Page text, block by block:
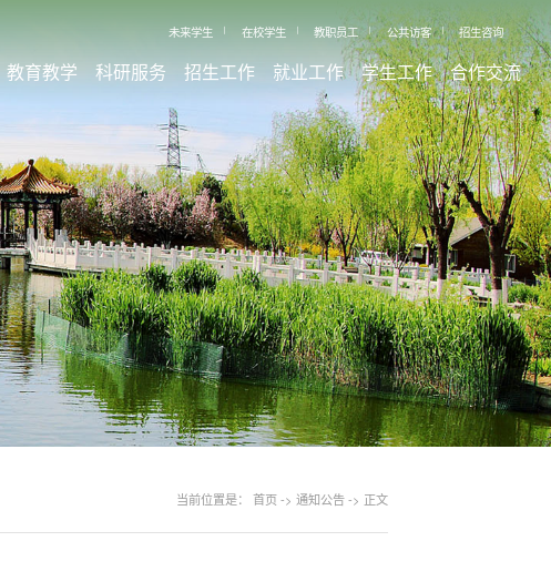
未来学生 在校学生 教职员工 公共访客 招生咨询
教育教学 科研服务 招生工作 就业工作 学生工作 合作交流
当前位置是： 首页-> 通知公告-> 正文